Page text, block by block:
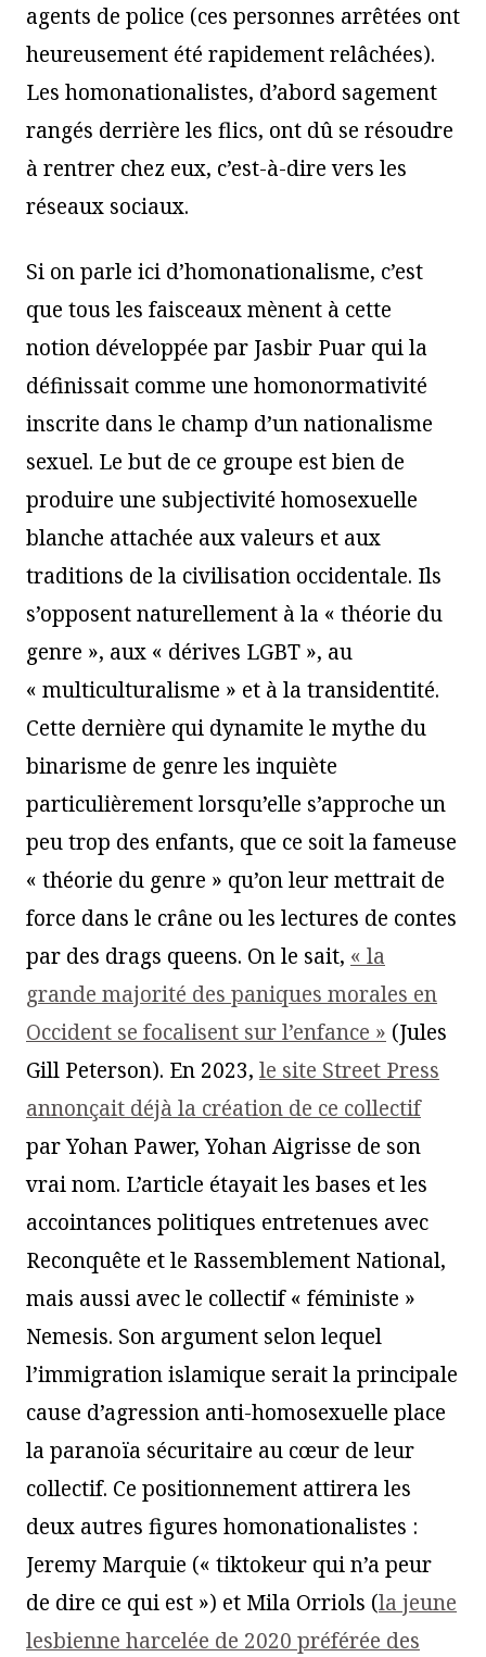
agents de police (ces personnes arrêtées ont
heureusement été rapidement relâchées).
Les homonationalistes, d’abord sagement
rangés derrière les flics, ont dû se résoudre
à rentrer chez eux, c’est-à-dire vers les
réseaux sociaux.
Si on parle ici d’homonationalisme, c’est
que tous les faisceaux mènent à cette
notion développée par Jasbir Puar qui la
définissait comme une homonormativité
inscrite dans le champ d’un nationalisme
sexuel. Le but de ce groupe est bien de
produire une subjectivité homosexuelle
blanche attachée aux valeurs et aux
traditions de la civilisation occidentale. Ils
s’opposent naturellement à la « théorie du
genre », aux « dérives LGBT », au
« multiculturalisme » et à la transidentité.
Cette dernière qui dynamite le mythe du
binarisme de genre les inquiète
particulièrement lorsqu’elle s’approche un
peu trop des enfants, que ce soit la fameuse
« théorie du genre » qu’on leur mettrait de
force dans le crâne ou les lectures de contes
par des drags queens. On le sait, « la
grande majorité des paniques morales en
Occident se focalisent sur l’enfance » (Jules
Gill Peterson). En 2023, le site Street Press
annonçait déjà la création de ce collectif
par Yohan Pawer, Yohan Aigrisse de son
vrai nom. L’article étayait les bases et les
accointances politiques entretenues avec
Reconquête et le Rassemblement National,
mais aussi avec le collectif « féministe »
Nemesis. Son argument selon lequel
l’immigration islamique serait la principale
cause d’agression anti-homosexuelle place
la paranoïa sécuritaire au cœur de leur
collectif. Ce positionnement attirera les
deux autres figures homonationalistes :
Jeremy Marquie (« tiktokeur qui n’a peur
de dire ce qui est ») et Mila Orriols (la jeune
lesbienne harcelée de 2020 préférée des